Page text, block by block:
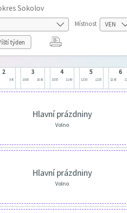
Sokolov
Místnost
týden
2
9:40
3
10:00 10:45
4
10:55 11:40
5
11:50 12:35
6
12:45
Hlavní prázdniny
Volno
Hlavní prázdniny
Volno